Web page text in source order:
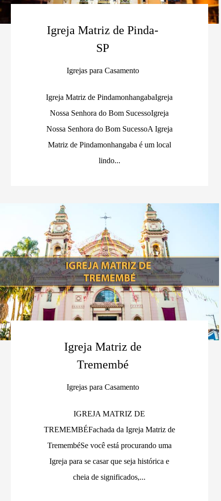
Igreja Matriz de Pinda-
SP
Igrejas para Casamento
Igreja Matriz de PindamonhangabaIgreja
Nossa Senhora do Bom SucessoIgreja
Nossa Senhora do Bom SucessoA Igreja
Matriz de Pindamonhangaba é um local
lindo...
Igreja Matriz de
Tremembé
Igrejas para Casamento
IGREJA MATRIZ DE
TREMEMBÉFachada da Igreja Matriz de
TremembéSe você está procurando uma
Igreja para se casar que seja histórica e
cheia de significados,...